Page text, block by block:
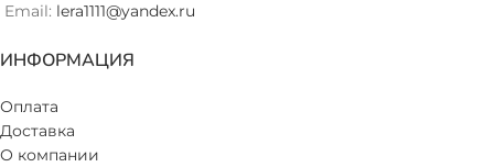
Email: lera1111@yandex.ru
ИНФОРМАЦИЯ
Оплата
Доставка
О компании